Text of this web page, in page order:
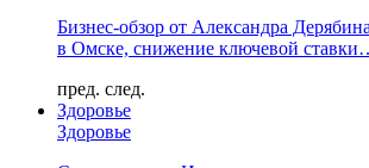
Бизнес-обзор от Александра
в Омске, снижение ключевой
пред. след.
Здоровье
Здоровье